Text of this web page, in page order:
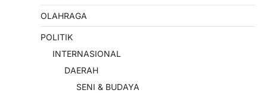
OLAHRAGA
POLITIK
INTERNASIONAL
DAERAH
SENI & BUDAYA